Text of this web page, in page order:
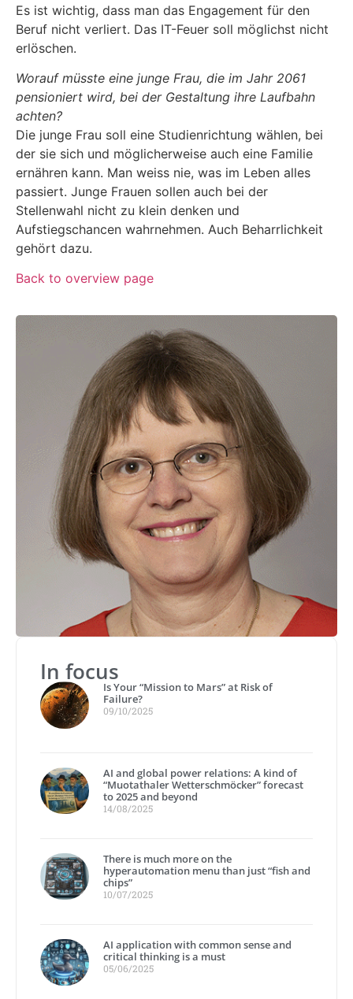
Es ist wichtig, dass man das Engagement für den
Beruf nicht verliert. Das IT-Feuer soll möglichst nicht
erlöschen.
Worauf müsste eine junge Frau, die im Jahr 2061
pensioniert wird, bei der Gestaltung ihre Laufbahn
achten?
Die junge Frau soll eine Studienrichtung wählen, bei
der sie sich und möglicherweise auch eine Familie
ernähren kann. Man weiss nie, was im Leben alles
passiert. Junge Frauen sollen auch bei der
Stellenwahl nicht zu klein denken und
Aufstiegschancen wahrnehmen. Auch Beharrlichkeit
gehört dazu.
Back to overview page
In focus
Is Your “Mission to Mars” at Risk of
Failure?
09/10/2025
AI and global power relations: A kind of
“Muotathaler Wetterschmöcker” forecast
to 2025 and beyond
14/08/2025
There is much more on the
hyperautomation menu than just “fish and
chips”
10/07/2025
AI application with common sense and
critical thinking is a must
05/06/2025